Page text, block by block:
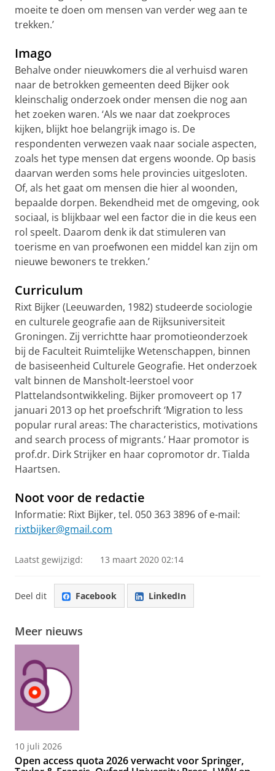
moeite te doen om mensen van verder weg aan te
trekken.’
Imago
Behalve onder nieuwkomers die al verhuisd waren
naar de betrokken gemeenten deed Bijker ook
kleinschalig onderzoek onder mensen die nog aan
het zoeken waren. ‘Als we naar dat zoekproces
kijken, blijkt hoe belangrijk imago is. De
respondenten verwezen vaak naar sociale aspecten,
zoals het type mensen dat ergens woonde. Op basis
daarvan werden soms hele provincies uitgesloten.
Of, als het gaat om mensen die hier al woonden,
bepaalde dorpen. Bekendheid met de omgeving, ook
sociaal, is blijkbaar wel een factor die in die keus een
rol speelt. Daarom denk ik dat stimuleren van
toerisme en van proefwonen een middel kan zijn om
nieuwe bewoners te trekken.’
Curriculum
Rixt Bijker (Leeuwarden, 1982) studeerde sociologie
en culturele geografie aan de Rijksuniversiteit
Groningen. Zij verrichtte haar promotieonderzoek
bij de Faculteit Ruimtelijke Wetenschappen, binnen
de basiseenheid Culturele Geografie. Het onderzoek
valt binnen de Mansholt-leerstoel voor
Plattelandsontwikkeling. Bijker promoveert op 17
januari 2013 op het proefschrift ‘Migration to less
popular rural areas: The characteristics, motivations
and search process of migrants.’ Haar promotor is
prof.dr. Dirk Strijker en haar copromotor dr. Tialda
Haartsen.
Noot voor de redactie
Informatie: Rixt Bijker, tel. 050 363 3896 of e-mail:
rixtbijker@gmail.com
Laatst gewijzigd: 13 maart 2020 02:14
Deel dit Facebook LinkedIn
Meer nieuws
10 juli 2026
Open access quota 2026 verwacht voor Springer,